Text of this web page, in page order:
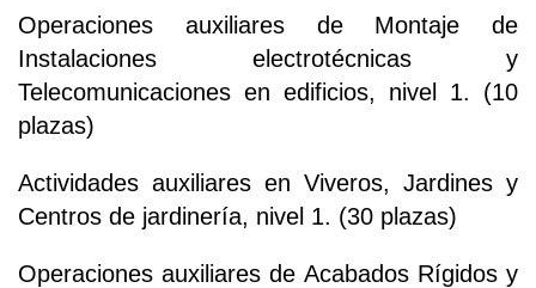
Operaciones auxiliares de Montaje de
Instalaciones electrotécnicas y
Telecomunicaciones en edificios, nivel 1. (10
plazas)
Actividades auxiliares en Viveros, Jardines y
Centros de jardinería, nivel 1. (30 plazas)
Operaciones auxiliares de Acabados Rígidos y